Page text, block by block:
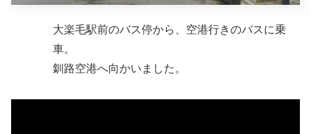
大楽毛駅前のバス停から、空港行きのバスに乗
車。
釧路空港へ向かいました。